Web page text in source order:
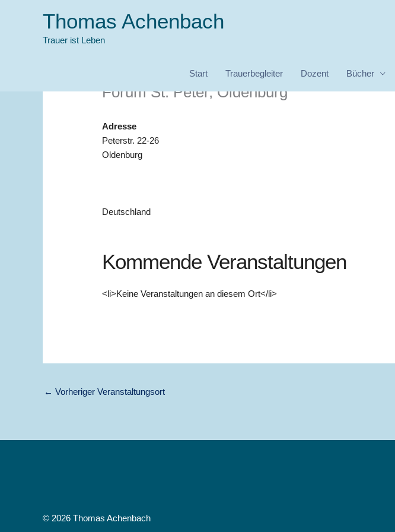
Thomas Achenbach
Trauer ist Leben
Start Trauerbegleiter Dozent Bücher
Forum St. Peter, Oldenburg
Adresse
Peterstr. 22-26
Oldenburg
Deutschland
Kommende Veranstaltungen
<li>Keine Veranstaltungen an diesem Ort</li>
← Vorheriger Veranstaltungsort
© 2026 Thomas Achenbach